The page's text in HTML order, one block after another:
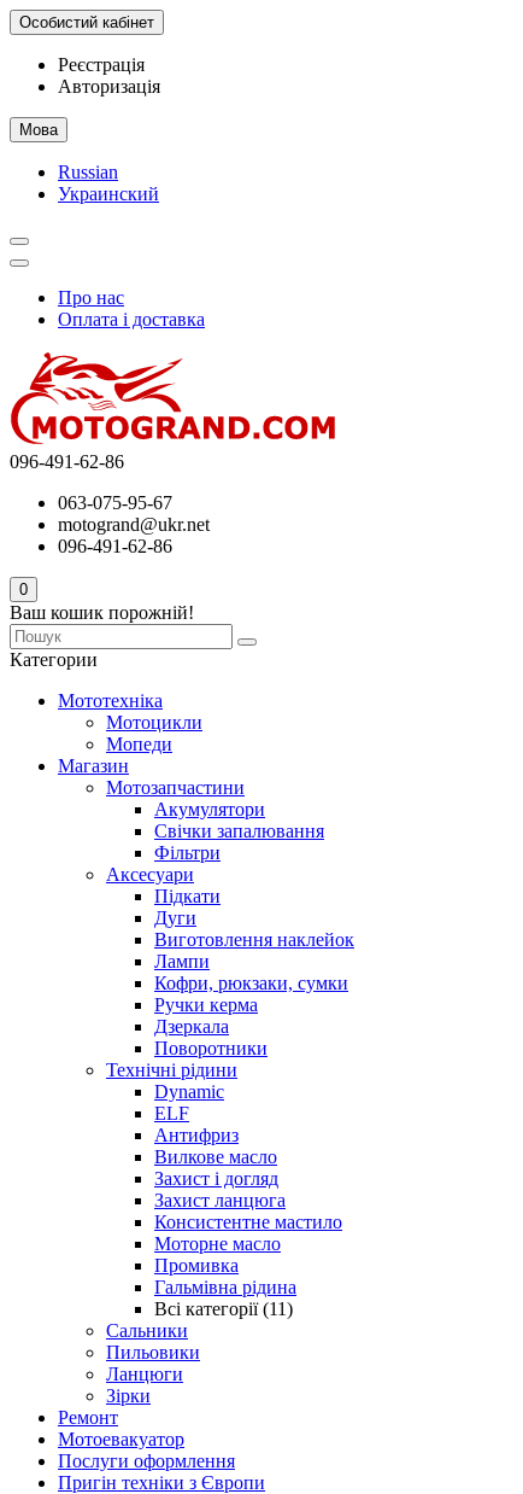
Особистий кабінет
Реєстрація
Авторизація
Мова
Russian
Украинский
Про нас
Оплата і доставка
096-491-62-86
063-075-95-67
motogrand@ukr.net
096-491-62-86
0
Ваш кошик порожній!
Категории
Мототехніка
Мотоцикли
Мопеди
Магазин
Мотозапчастини
Акумулятори
Свічки запалювання
Фільтри
Аксесуари
Підкати
Дуги
Виготовлення наклейок
Лампи
Кофри, рюкзаки, сумки
Ручки керма
Дзеркала
Поворотники
Технічні рідини
Dynamic
ELF
Антифриз
Вилкове масло
Захист і догляд
Захист ланцюга
Консистентне мастило
Моторне масло
Промивка
Гальмівна рідина
Всі категорії (11)
Сальники
Пильовики
Ланцюги
Зірки
Ремонт
Мотоевакуатор
Послуги оформлення
Пригін техніки з Європи